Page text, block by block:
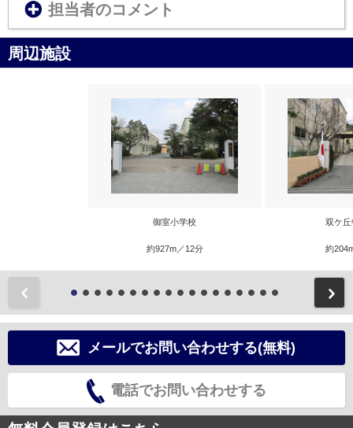
担当者のコメント
周辺施設
御室小学校
約927m／12分
双ケ丘
約
メールでお問い合わせする(無料)
電話でお問い合わせする